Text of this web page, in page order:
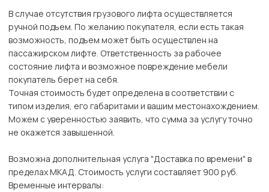
В случае отсутствия грузового лифта осуществляется
ручной подъем. По желанию покупателя, если есть такая
возможность, подъем может быть осуществлен на
пассажирском лифте. Ответственность за рабочее
состояние лифта и возможное повреждение мебели
покупатель берет на себя.
Точная стоимость будет определена в соответствии с
типом изделия, его габаритами и вашим местонахождением.
Можем с уверенностью заявить, что сумма за услугу точно
не окажется завышенной.
Возможна дополнительная услуга "Доставка по времени" в
пределах МКАД. Стоимость услуги составляет 900 руб.
Временные интервалы: